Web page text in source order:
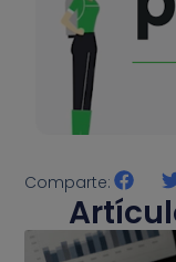
Comparte: